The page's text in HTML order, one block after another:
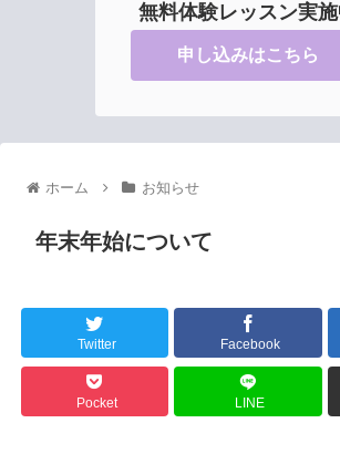
無料体験レッスン実
申し込みはこちら
ホーム お知らせ
年末年始について
Twitter Facebook
Pocket LINE